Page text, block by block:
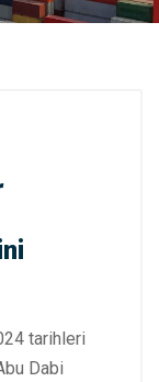
tarihleri
Dabi